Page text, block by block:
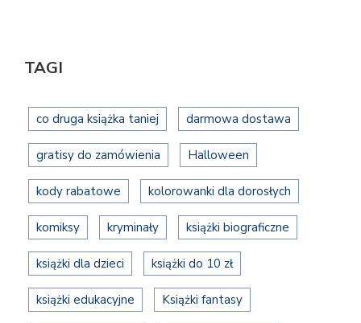
TAGI
co druga książka taniej darmowa dostawa
gratisy do zamówienia Halloween
kody rabatowe kolorowanki dla dorosłych
komiksy kryminały książki biograficzne
książki dla dzieci książki do 10 zł
książki edukacyjne Książki fantasy